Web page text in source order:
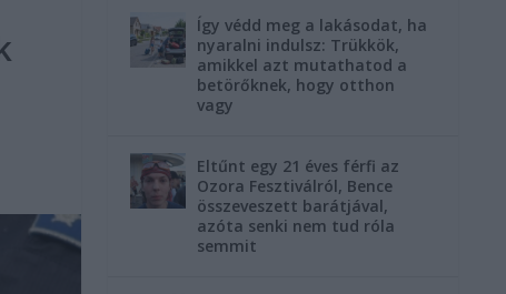
Így védd meg a lakásodat, ha
nyaralni indulsz: Trükkök,
amikkel azt mutathatod a
betörőknek, hogy otthon
vagy
Eltűnt egy 21 éves férfi az
Ozora Fesztiválról, Bence
összeveszett barátjával,
azóta senki nem tud róla
semmit